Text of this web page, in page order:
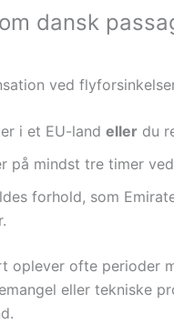
dansk
ved
i et EU-land eller du
på mindst tre timer
forhold, som
oplever ofte perioder
eller tekniske